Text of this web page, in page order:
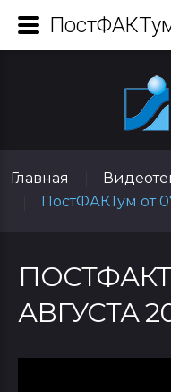
Главная
ПостФАКТум от
АВГУСТА